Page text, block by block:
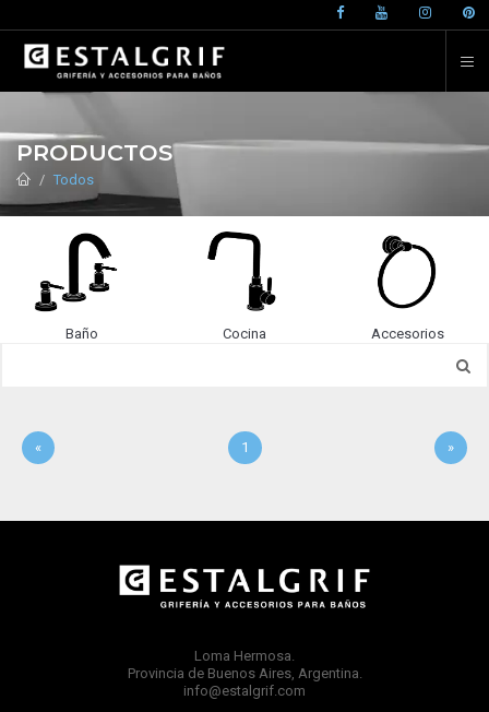
PRODUCTOS
Todos
Baño Cocina Accesorios
« 1 »
Loma Hermosa.
Provincia de Buenos Aires, Argentina.
info@estalgrif.com